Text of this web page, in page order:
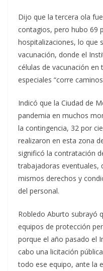
Dijo que la tercera ola
contagios, pero hubo 69
hospitalizaciones, lo que
vacunación, donde el
células de vacunación en
especiales “corre
Indicó que la Ciudad de
pandemia en muchos
la contingencia, 32 por
realizaron en esta zona
significó la contratación
trabajadoras eventuales,
mismos derechos y
del personal.
Robledo Aburto subrayó
equipos de protección
porque el año pasado el
cabo una licitación
todo ese equipo, ante la